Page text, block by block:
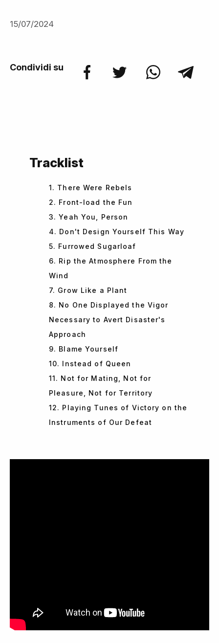
15/07/2024
Condividi su
Tracklist
1. There Were Rebels
2. Front-load the Fun
3. Yeah You, Person
4. Don't Design Yourself This Way
5. Furrowed Sugarloaf
6. Rip the Atmosphere From the
Wind
7. Grow Like a Plant
8. No One Displayed the Vigor
Necessary to Avert Disaster's
Approach
9. Blame Yourself
10. Instead of Queen
11. Not for Mating, Not for
Pleasure, Not for Territory
12. Playing Tunes of Victory on the
Instruments of Our Defeat